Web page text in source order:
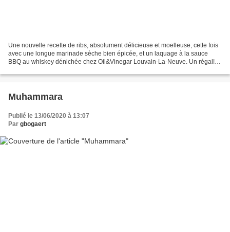
Une nouvelle recette de ribs, absolument délicieuse et moelleuse, cette fois
avec une longue marinade sèche bien épicée, et un laquage à la sauce
BBQ au whiskey dénichée chez Oil&Vinegar Louvain-La-Neuve. Un régal!
Muhammara
Publié le 13/06/2020 à 13:07
Par gbogaert